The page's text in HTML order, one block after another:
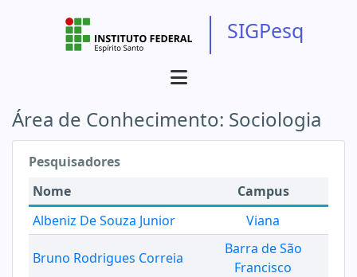
SIGPesq
Área de Conhecimento: Sociologia
Pesquisadores
Nome
Campus
Albeniz De Souza Junior
Viana
Bruno Rodrigues Correia
Barra de São
Francisco